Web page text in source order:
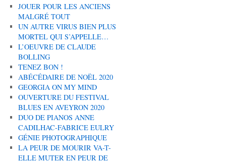
JOUER POUR LES ANCIENS
MALGRÉ TOUT
UN AUTRE VIRUS BIEN PLUS
MORTEL QUI S’APPELLE…
L’OEUVRE DE CLAUDE
BOLLING
TENEZ BON !
ABÉCÉDAIRE DE NOËL 2020
GEORGIA ON MY MIND
OUVERTURE DU FESTIVAL
BLUES EN AVEYRON 2020
DUO DE PIANOS ANNE
CADILHAC-FABRICE EULRY
GÉNIE PHOTOGRAPHIQUE
LA PEUR DE MOURIR VA-T-
ELLE MUTER EN PEUR DE